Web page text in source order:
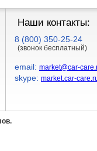
Наши контакты:
8 (800) 350-25-24
(звонок бесплатный)
email: market@car-
skype: market.car-